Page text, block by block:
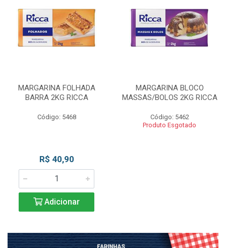
MARGARINA FOLHADA
BARRA 2KG RICCA
Código: 5468
R$ 40,90
Adicionar
MARGARINA BLOCO
MASSAS/BOLOS 2KG RICCA
Código: 5462
Produto Esgotado